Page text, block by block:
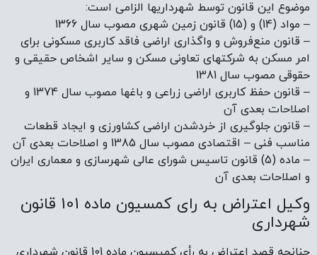
موضوع این قانون توسط شهرداریها الزامی است:
– مواد (14) و (15) قانون زمین شهری مصوب سال 1366
– قانون منع‌فروش و واگذاری اراضی فاقد کاربری مسکونی برای
امر مسکن به شرکتهای تعاونی مسکن و سایر اشخاص حقیقی و
حقوقی مصوب سال 1381
– قانون حفظ کاربری اراضی زراعی و باغها مصوب سال 1374 و
اصلاحات بعدی آن
– قانون جلوگیری از خردشدن اراضی کشاورزی و ایجاد قطعات
مناسب فنی – اقتصادی مصوب سال 1385 و اصلاحات بعدی آن
– ماده (5) قانون تاسیس شورای عالی شهرسازی و معماری ایران
و اصلاحات بعدی آن
وکیل اعتراض به رای کمسیون ماده 101 قانون
شهرداری